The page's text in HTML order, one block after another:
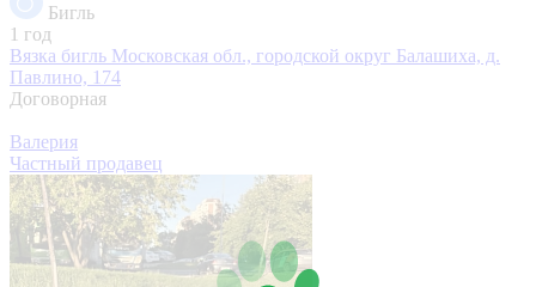
Бигль
1 год
Вязка бигль Московская обл., городской округ Балашиха, д.
Павлино, 174
Договорная
Валерия
Частный продавец